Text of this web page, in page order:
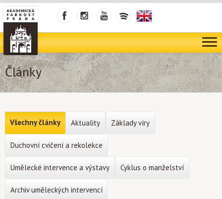
Články
Všechny články Aktuality Základy víry
Duchovní cvičení a rekolekce
Umělecké intervence a výstavy Cyklus o manželství
Archiv uměleckých intervencí